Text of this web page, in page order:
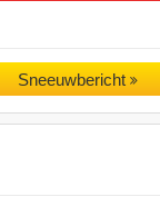
Sneeuwbericht